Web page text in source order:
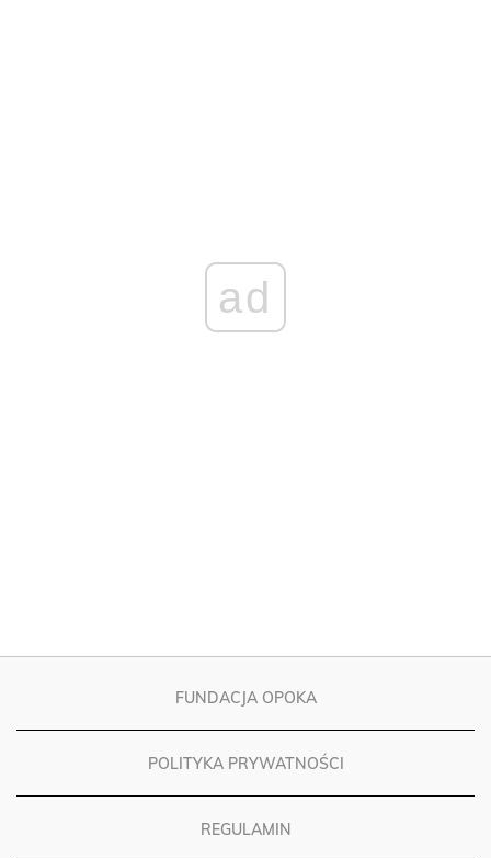
FUNDACJA OPOKA
POLITYKA PRYWATNOŚCI
REGULAMIN